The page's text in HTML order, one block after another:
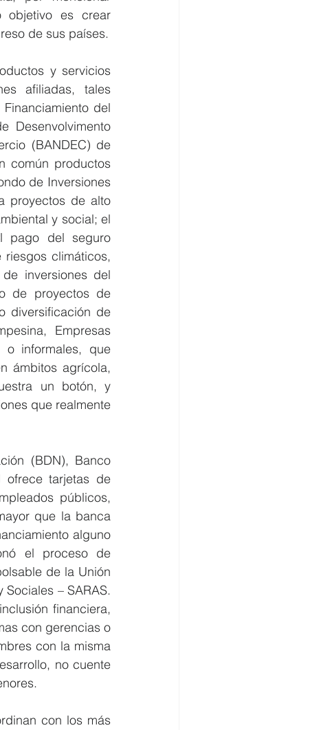
objetivo es crear
de sus países.
y servicios
afiliadas, tales
del
Desenvolvimento
(BANDEC) de
común productos
de Inversiones
proyectos de alto
y social; el
pago del seguro
climáticos,
inversiones del
de proyectos de
diversificación de
Empresas
o informales, que
ámbitos agrícola,
un botón, y
que realmente
(BDN), Banco
ofrece tarjetas de
públicos,
que la banca
alguno
el proceso de
de la Unión
– SARAS.
financiera,
con gerencias o
con la misma
no cuente
con los más